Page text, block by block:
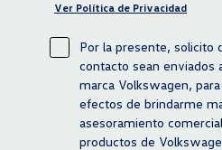
Ver Política de Privacidad
Información requerida *
Por la presente, solicito
contacto sean enviados
marca Volkswagen,
efectos de brindarme
asesoramiento
productos de